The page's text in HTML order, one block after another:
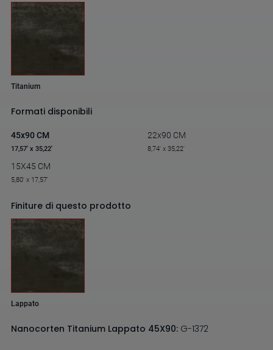
Titanium
Formati disponibili
45x90 CM
17,57' x 35,22'
22x90 CM
8,74' x 35,22'
15X45 CM
5,80' x 17,57'
Finiture di questo prodotto
Lappato
Nanocorten Titanium Lappato 45X90: G-1372